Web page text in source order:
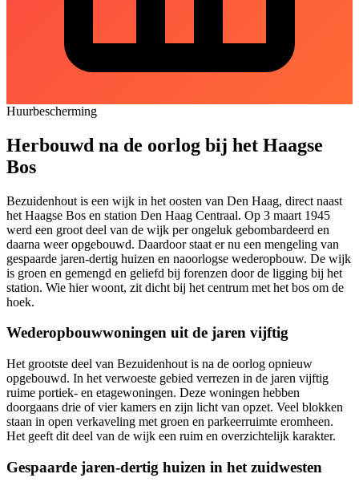
Huurbescherming
Herbouwd na de oorlog bij het Haagse
Bos
Bezuidenhout is een wijk in het oosten van Den Haag, direct naast
het Haagse Bos en station Den Haag Centraal. Op 3 maart 1945
werd een groot deel van de wijk per ongeluk gebombardeerd en
daarna weer opgebouwd. Daardoor staat er nu een mengeling van
gespaarde jaren-dertig huizen en naoorlogse wederopbouw. De wijk
is groen en gemengd en geliefd bij forenzen door de ligging bij het
station. Wie hier woont, zit dicht bij het centrum met het bos om de
hoek.
Wederopbouwwoningen uit de jaren vijftig
Het grootste deel van Bezuidenhout is na de oorlog opnieuw
opgebouwd. In het verwoeste gebied verrezen in de jaren vijftig
ruime portiek- en etagewoningen. Deze woningen hebben
doorgaans drie of vier kamers en zijn licht van opzet. Veel blokken
staan in open verkaveling met groen en parkeerruimte eromheen.
Het geeft dit deel van de wijk een ruim en overzichtelijk karakter.
Gespaarde jaren-dertig huizen in het zuidwesten